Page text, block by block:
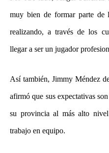
muy bien de formar parte de
realizando, a través de los
llegar a ser un jugador
Así también, Jimmy Méndez
afirmó que sus expectativas
su provincia al más alto
trabajo en equipo.